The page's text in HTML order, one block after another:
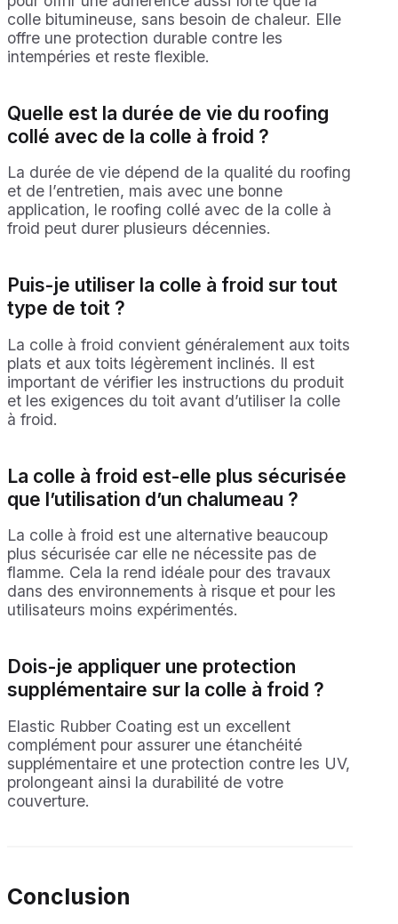
colle bitumineuse, sans besoin de chaleur. Elle
offre une protection durable contre les
intempéries et reste flexible.
Quelle est la durée de vie du roofing
collé avec de la colle à froid ?
La durée de vie dépend de la qualité du roofing
et de l’entretien, mais avec une bonne
application, le roofing collé avec de la colle à
froid peut durer plusieurs décennies.
Puis-je utiliser la colle à froid sur tout
type de toit ?
La colle à froid convient généralement aux toits
plats et aux toits légèrement inclinés. Il est
important de vérifier les instructions du produit
et les exigences du toit avant d’utiliser la colle
à froid.
La colle à froid est-elle plus sécurisée
que l’utilisation d’un chalumeau ?
La colle à froid est une alternative beaucoup
plus sécurisée car elle ne nécessite pas de
flamme. Cela la rend idéale pour des travaux
dans des environnements à risque et pour les
utilisateurs moins expérimentés.
Dois-je appliquer une protection
supplémentaire sur la colle à froid ?
Elastic Rubber Coating est un excellent
complément pour assurer une étanchéité
supplémentaire et une protection contre les UV,
prolongeant ainsi la durabilité de votre
couverture.
Conclusion